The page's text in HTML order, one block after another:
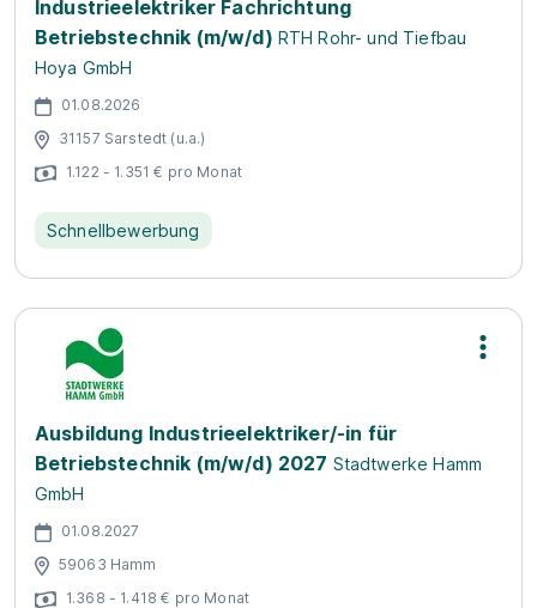
Industrieelektriker Fachrichtung
Betriebstechnik (m/w/d) RTH Rohr- und Tiefbau
Hoya GmbH
01.08.2026
31157 Sarstedt (u.a.)
1.122 - 1.351 € pro Monat
Schnellbewerbung
Ausbildung Industrieelektriker/-in für
Betriebstechnik (m/w/d) 2027 Stadtwerke Hamm
GmbH
01.08.2027
59063 Hamm
1.368 - 1.418 € pro Monat